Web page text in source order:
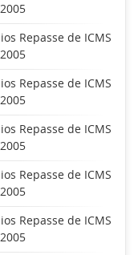
Repasse de ICMS
Repasse de ICMS
Repasse de ICMS
Repasse de ICMS
Repasse de ICMS